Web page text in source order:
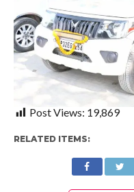
Post Views: 19,869
RELATED ITEMS: